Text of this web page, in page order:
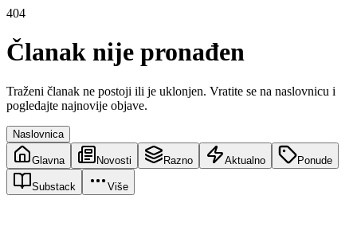
404
Članak nije pronađen
Traženi članak ne postoji ili je uklonjen. Vratite se na naslovnicu i
pogledajte najnovije objave.
Naslovnica
Glavna Novosti Razno Aktualno Ponude
Substack Više